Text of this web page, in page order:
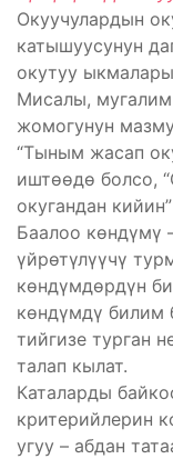
Окуучулардын
катышуусунун
окутуу
Мисалы, мугалим
жомогунун
“Тыным жасап
иштөөдө болсо,
окугандан
Баалоо көндүмү
үйрөтүлүүчү
көндүмдөрдүн
көндүмдү билим
тийгизе турган
талап кылат.
Каталарды
критерийлерин
угуу – абдан